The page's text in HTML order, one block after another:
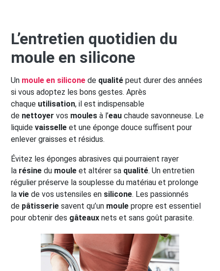
L’entretien quotidien du
moule en silicone
Un moule en silicone de qualité peut durer des années
si vous adoptez les bons gestes. Après
chaque utilisation, il est indispensable
de nettoyer vos moules à l’eau chaude savonneuse. Le
liquide vaisselle et une éponge douce suffisent pour
enlever graisses et résidus.
Évitez les éponges abrasives qui pourraient rayer
la résine du moule et altérer sa qualité. Un entretien
régulier préserve la souplesse du matériau et prolonge
la vie de vos ustensiles en silicone. Les passionnés
de pâtisserie savent qu’un moule propre est essentiel
pour obtenir des gâteaux nets et sans goût parasite.